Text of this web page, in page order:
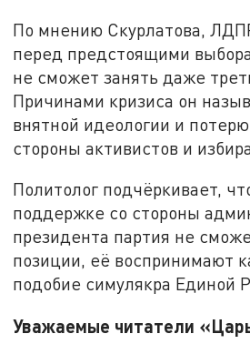
По мнению Скурлатова,
перед предстоящими
не сможет занять даже
Причинами кризиса он
внятной идеологии и
стороны активистов и
Политолог подчёркивает,
поддержке со стороны
президента партия не
позиции, её воспринимают
подобие симулякра Единой
Уважаемые читатели